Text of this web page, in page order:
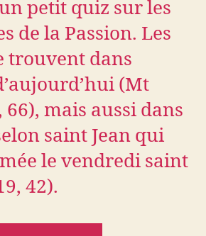
petit quiz sur les
de la Passion. Les
trouvent dans
(Mt
mais aussi dans
saint Jean qui
le vendredi saint
42).